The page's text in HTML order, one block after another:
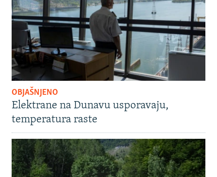
OBJAŠNJENO
Elektrane na Dunavu usporavaju,
temperatura raste